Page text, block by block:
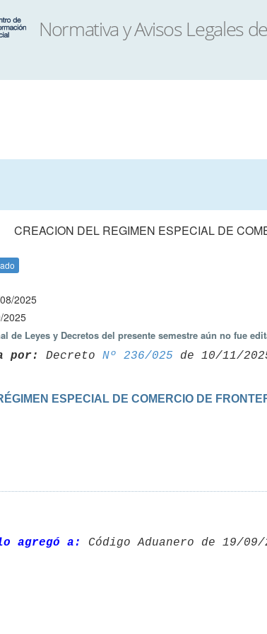
CREACION DEL REGIMEN ESPECIAL DE
2025
2025
de Leyes y Decretos del presente semestre aún no fue
por: Decreto Nº 236/025
ESPECIAL DE COMERCIO DE
agregó a: Código Aduanero de 19/